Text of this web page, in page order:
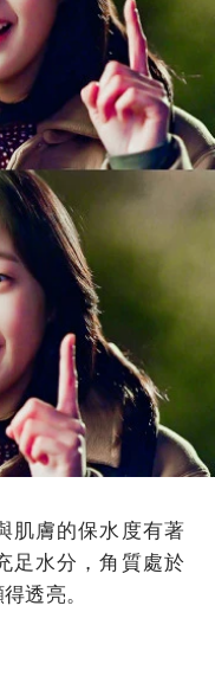
肌膚的保水度有著
足水分，角質處於
透亮。